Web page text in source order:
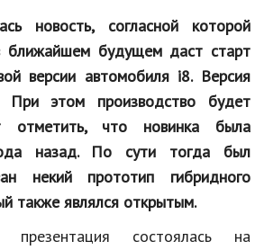
новость, согласной которой
ближайшем будущем даст старт
версии автомобиля i8. Версия
При этом производство будет
отметить, что новинка была
назад. По сути тогда был
некий прототип гибридного
также являлся открытым.
состоялась на